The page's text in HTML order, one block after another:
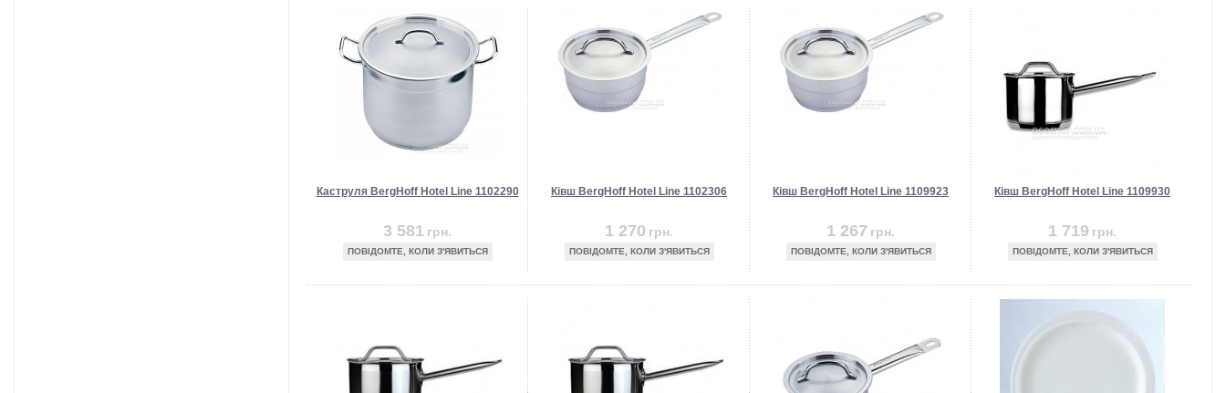
Каструля BergHoff Hotel Line 1102290
3 581 грн.
ПОВІДОМТЕ, КОЛИ З'ЯВИТЬСЯ
Ківш BergHoff Hotel Line 1102306
1 270 грн.
ПОВІДОМТЕ, КОЛИ З'ЯВИТЬСЯ
Ківш BergHoff Hotel Line 1109923
1 267 грн.
ПОВІДОМТЕ, КОЛИ З'ЯВИТЬСЯ
Ківш BergHoff Hotel Line 1109930
1 719 грн.
ПОВІДОМТЕ, КОЛИ З'ЯВИТЬСЯ